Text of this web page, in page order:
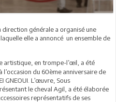
générale a organisé une
elle a annoncé un ensemble de
artistique, en trompe-l’œil, a été
l’occasion du 60ème anniversaire de
GNEOUI. L’œuvre, Sous
le cheval Agil, a été élaborée
représentatifs de ses